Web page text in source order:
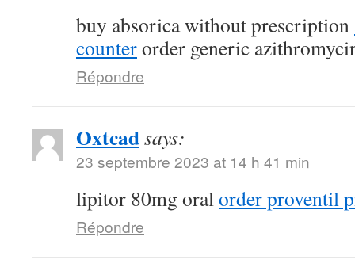
buy absorica without prescription
counterorder generic
Répondre
Oxtcadsays:
23 septembre 2023 at 14 h 41 min
lipitor 80mg oralorder proventil
Répondre